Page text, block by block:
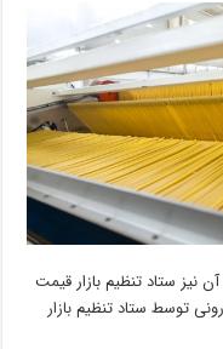
از آن نیز ستاد تنظیم بازار قیمت
توسط ستاد تنظیم بازار